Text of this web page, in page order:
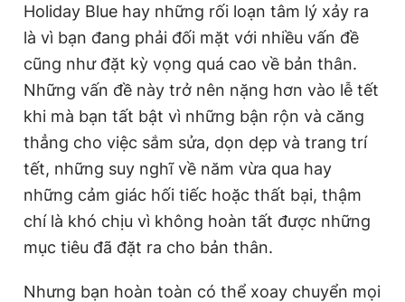
Holiday Blue hay những rối loạn tâm lý xảy ra
là vì bạn đang phải đối mặt với nhiều vấn đề
cũng như đặt kỳ vọng quá cao về bản thân.
Những vấn đề này trở nên nặng hơn vào lễ tết
khi mà bạn tất bật vì những bận rộn và căng
thẳng cho việc sắm sửa, dọn dẹp và trang trí
tết, những suy nghĩ về năm vừa qua hay
những cảm giác hối tiếc hoặc thất bại, thậm
chí là khó chịu vì không hoàn tất được những
mục tiêu đã đặt ra cho bản thân.
Nhưng bạn hoàn toàn có thể xoay chuyển mọi